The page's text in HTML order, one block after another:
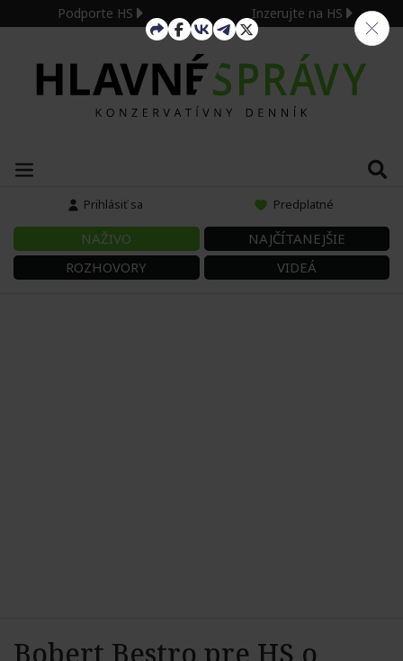
Podporte HS Inzerujte na HS
Prihlásiť sa Predplatné
NAŽIVO
NAJČÍTANEJŠIE
ROZHOVORY
VIDEÁ
Bobert Bestro pre HS o